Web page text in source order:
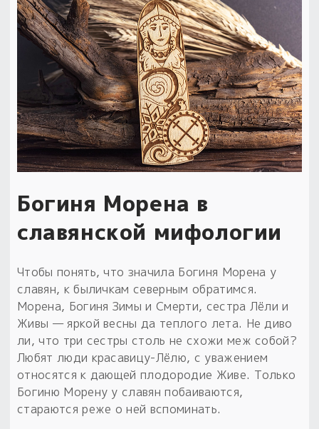
Богиня Морена в
славянской мифологии
Чтобы понять, что значила Богиня Морена у
славян, к быличкам северным обратимся.
Морена, Богиня Зимы и Смерти, сестра Лёли и
Живы — яркой весны да теплого лета. Не диво
ли, что три сестры столь не схожи меж собой?
Любят люди красавицу-Лёлю, с уважением
относятся к дающей плодородие Живе. Только
Богиню Морену у славян побаиваются,
стараются реже о ней вспоминать.